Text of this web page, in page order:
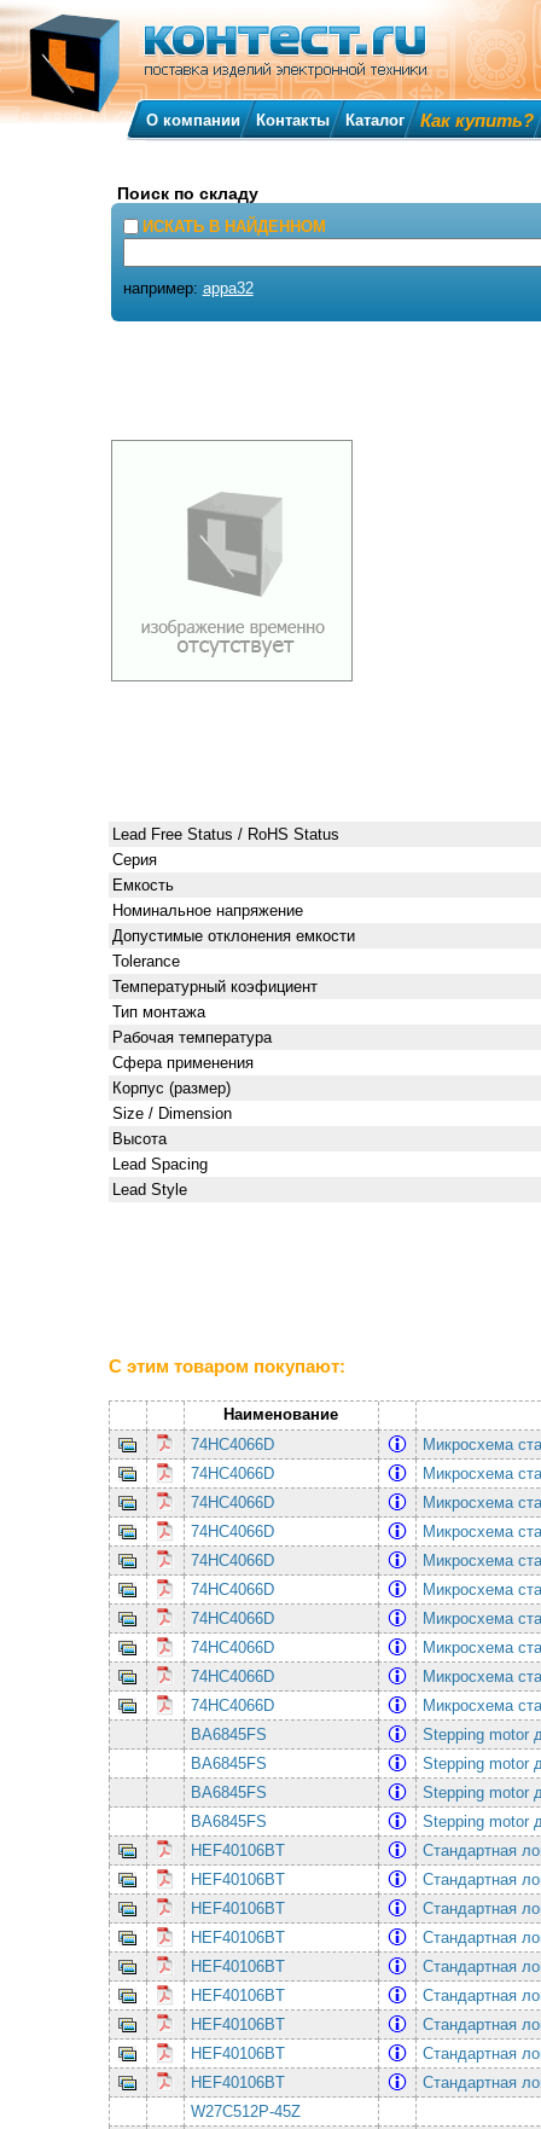
Lead Free Status / RoHS Status
Серия
Емкость
Номинальное напряжение
Допустимые отклонения емкости
Tolerance
Температурный коэфициент
Тип монтажа
Рабочая температура
Сфера применения
Корпус (размер)
Size / Dimension
Высота
Lead Spacing
Lead Style
С этим товаром покупают:
Наименование
74HC4066D
Микросхема
74HC4066D
Микросхема
74HC4066D
Микросхема
74HC4066D
Микросхема
74HC4066D
Микросхема
74HC4066D
Микросхема
74HC4066D
Микросхема
74HC4066D
Микросхема
74HC4066D
Микросхема
74HC4066D
Микросхема
BA6845FS
Stepping motor
BA6845FS
Stepping motor
BA6845FS
Stepping motor
BA6845FS
Stepping motor
HEF40106BT
Стандартная
HEF40106BT
Стандартная
HEF40106BT
Стандартная
HEF40106BT
Стандартная
HEF40106BT
Стандартная
HEF40106BT
Стандартная
HEF40106BT
Стандартная
HEF40106BT
Стандартная
HEF40106BT
Стандартная
W27C512P-45Z
О компании Контакты Каталог Как купить?
Поиск по складу
ИСКАТЬ В НАЙДЕННОМ
например: appa32